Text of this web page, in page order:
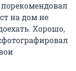
на дом не
Хорошо,